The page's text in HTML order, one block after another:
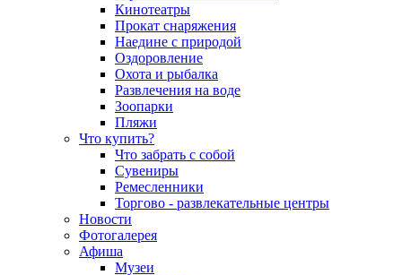
Кинотеатры
Прокат снаряжения
Наедине с природой
Оздоровление
Охота и рыбалка
Развлечения на воде
Зоопарки
Пляжи
Что купить?
Что забрать с собой
Сувениры
Ремесленники
Торгово - развлекательные центры
Новости
Фотогалерея
Афиша
Музеи